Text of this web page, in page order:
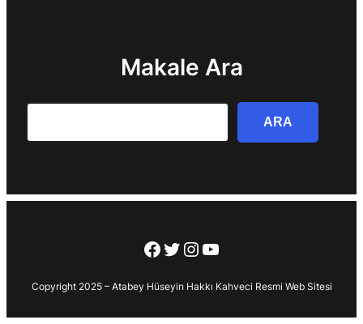
Makale Ara
ARA
Facebook
Twitter
Instagram
YouTube
Copyright 2025 – Atabey Hüseyin Hakkı Kahveci Resmi Web Sitesi